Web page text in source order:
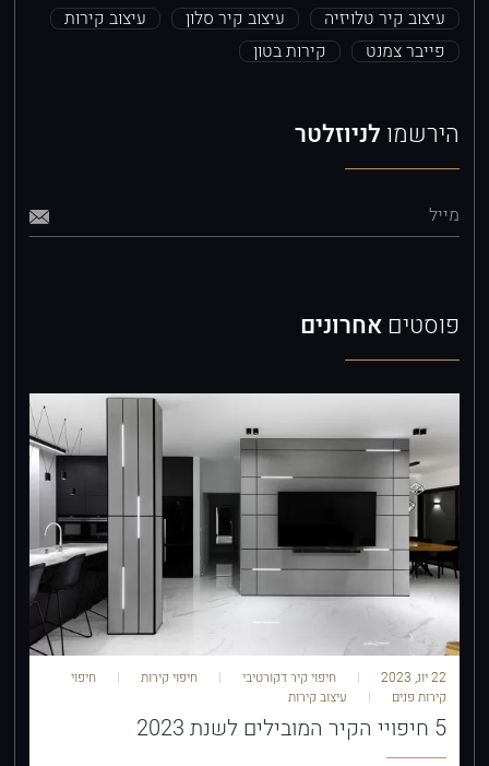
עיצוב קיר טלויזיה
עיצוב קיר סלון
עיצוב קירות
פייבר צמנט
קירות בטון
הירשמו לניוזלטר
מייל
פוסטיםאחרונים
22 יונ, 2023 חיפוי קיר דקורטיבי חיפוי קירות
חיפוי
קירות פנים
עיצוב קירות
5 חיפויי הקיר המובילים לשנת 2023